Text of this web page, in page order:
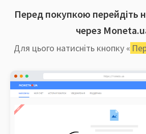
Перед покупкою перейдіть
через
Для цього натисніть кнопку «